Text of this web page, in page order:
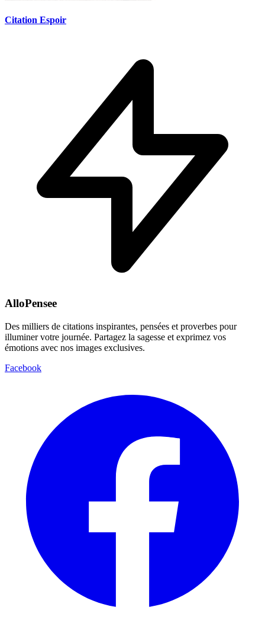
Citation Espoir
AlloPensee
Des milliers de citations inspirantes, pensées et proverbes pour
illuminer votre journée. Partagez la sagesse et exprimez vos
émotions avec nos images exclusives.
Facebook